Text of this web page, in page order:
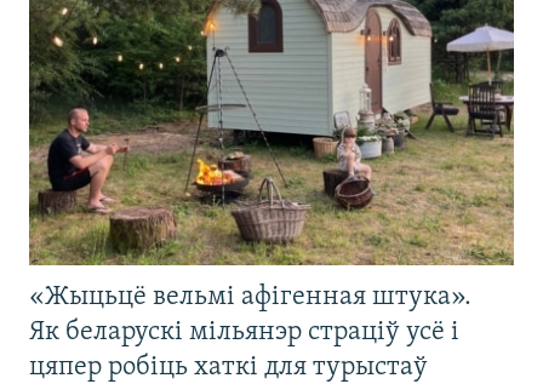
«Жыцьцё вельмі афігенная штука».
Як беларускі мільянэр страціў усё і
цяпер робіць хаткі для турыстаў